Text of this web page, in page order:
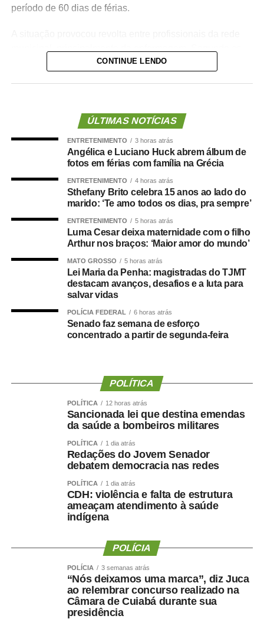
período de 60 dias de férias.
denunciantes, a gestão costumava negar pedidos de
Os servidores apontam ainda incoerência entre discurso
e prática da administração municipal. Durante a
inauguração da Unidade de Saúde da Família (USF) do
autorizaria férias sem a devida substituição de
profissionais, o que reforçou a percepção de tratamento
desigual dentro da pasta.
Danielle Carmona é servidora efetiva do município e atua
como enfermeira de carreira. Conforme os relatos, ela
teria se beneficiado de decisões administrativas tomadas
enquanto ainda ocupava o cargo de secretária.
Prefeitura nega irregularidades
Em nota, a Prefeitura de Cuiabá afirmou que não há
Segundo o município, Danielle Carmona possui todos os
direitos garantidos por lei, incluindo férias e benefícios
como o prêmio saúde, desde que atendidos os critérios
estabelecidos.
A gestão também informou que a lotação em gabinete é
um ato administrativo regular, especialmente em períodos
foi previamente alinhada com a atual direção da
concessão ocorreu dentro da normalidade administrativa
e já havia sido informada anteriormente, não havendo
qualquer excepcionalidade.
CONTINUE LENDO
ÚLTIMAS NOTÍCIAS
ENTRETENIMENTO 3 horas atrás
Angélica e Luciano Huck abrem álbum de
fotos em férias com família na Grécia
ENTRETENIMENTO 4 horas atrás
Sthefany Brito celebra 15 anos ao lado do
marido: ‘Te amo todos os dias, pra sempre’
ENTRETENIMENTO 5 horas atrás
Luma Cesar deixa maternidade com o filho
Arthur nos braços: ‘Maior amor do mundo’
MATO GROSSO 5 horas atrás
Lei Maria da Penha: magistradas do TJMT
destacam avanços, desafios e a luta para
salvar vidas
POLÍCIA FEDERAL 6 horas atrás
Senado faz semana de esforço
concentrado a partir de segunda-feira
POLÍTICA
POLÍTICA 12 horas atrás
Sancionada lei que destina emendas
da saúde a bombeiros militares
POLÍTICA 1 dia atrás
Redações do Jovem Senador
debatem democracia nas redes
POLÍTICA 1 dia atrás
CDH: violência e falta de estrutura
ameaçam atendimento à saúde
indígena
POLÍCIA
POLÍCIA 3 semanas atrás
“Nós deixamos uma marca”, diz Juca
ao relembrar concurso realizado na
Câmara de Cuiabá durante sua
presidência